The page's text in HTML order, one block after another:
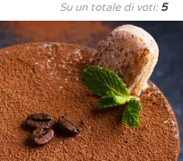
Su un totale di voti: 5